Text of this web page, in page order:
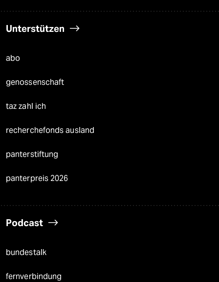
Unterstützen
abo
genossenschaft
taz zahl ich
recherchefonds ausland
panterstiftung
panterpreis 2026
Podcast
bundestalk
fernverbindung